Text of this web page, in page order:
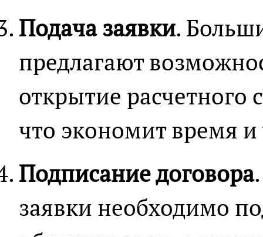
Подача заявки.
предлагают
открытие расчетного
что экономит время и
Подписание договора
заявки необходимо